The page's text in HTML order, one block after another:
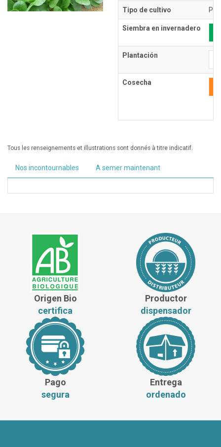
Tipo de cultivo
Siembra en invernadero
Plantación
Cosecha
Tous les renseignements et illustrations sont donnés à titre indicatif.
Nos incontournables A semer maintenant
Origen Bio
certifica
Productor
dispensador
Pago
segura
Entrega
ordenado